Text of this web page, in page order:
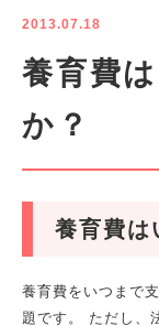
2013.07.18
養育費
か？
養育費は
養育費をいつまで
題です。 ただし、